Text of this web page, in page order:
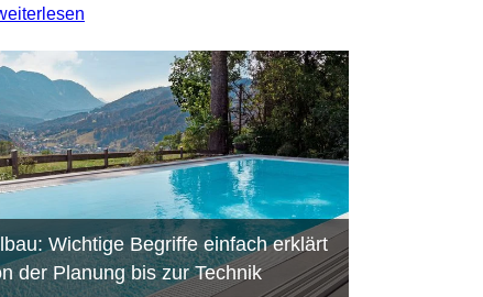
Wichtige Begriffe einfach erklärt
der Planung bis zur Technik